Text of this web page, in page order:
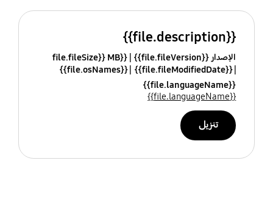
{{file.description}}
الإصدار {{file.fileVersion}}
{{file.fileSize}} MB
{{file.fileModifiedDate}}
{{file.osNames}}
{{file.languageName}}
{{file.languageName}}
تنزيل